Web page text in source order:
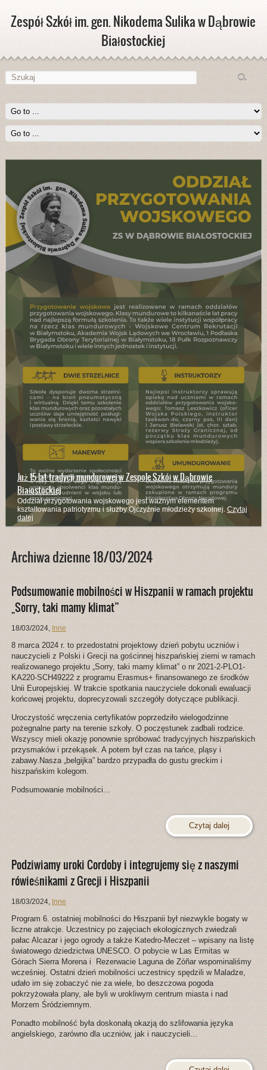
Zespół Szkół im. gen. Nikodema Sulika w Dąbrowie
Białostockiej
Już 15 lat tradycji mundurowej w Zespole Szkół w Dąbrowie
Białostockiej
Oddział przygotowania wojskowego jest ważnym elementem
kształtowania patriotyzmu i służby Ojczyźnie młodzieży szkolnej. Czytaj
dalej
Archiwa dzienne 18/03/2024
Podsumowanie mobilności w Hiszpanii w ramach projektu
„Sorry, taki mamy klimat”
18/03/2024, Inne
8 marca 2024 r. to przedostatni projektowy dzień pobytu uczniów i
nauczycieli z Polski i Grecji na gościnnej hiszpańskiej ziemi w ramach
realizowanego projektu „Sorry, taki mamy klimat” o nr 2021-2-PLO1-
KA220-SCH49222 z programu Erasmus+ finansowanego ze środków
Unii Europejskiej. W trakcie spotkania nauczyciele dokonali ewaluacji
końcowej projektu, doprecyzowali szczegóły dotyczące publikacji.
Uroczystość wręczenia certyfikatów poprzedziło wielogodzinne
pożegnalne party na terenie szkoły. O poczęstunek zadbali rodzice.
Wszyscy mieli okazję ponownie spróbować tradycyjnych hiszpańskich
przysmaków i przekąsek. A potem był czas na tańce, pląsy i
zabawy.Nasza „belgijka” bardzo przypadła do gustu greckim i
hiszpańskim kolegom.
Podsumowanie mobilności...
Czytaj dalej
Podziwiamy uroki Cordoby i integrujemy się z naszymi
rówieśnikami z Grecji i Hiszpanii
18/03/2024, Inne
Program 6. ostatniej mobilności do Hiszpanii był niezwykle bogaty w
liczne atrakcje. Uczestnicy po zajęciach ekologicznych zwiedzali
pałac Alcazar i jego ogrody a także Katedro-Meczet – wpisany na listę
światowego dziedzictwa UNESCO. O pobycie w Las Ermitas w
Górach Sierra Morena i Rezerwacie Laguna de Zóñar wspominaliśmy
wcześniej. Ostatni dzień mobilności uczestnicy spędzili w Maladze,
udało im się zobaczyć nie za wiele, bo deszczowa pogoda
pokrzyżowała plany, ale byli w urokliwym centrum miasta i nad
Morzem Śródziemnym.
Ponadto mobilność była doskonałą okazją do szlifowania języka
angielskiego, zarówno dla uczniów, jak i nauczycieli...